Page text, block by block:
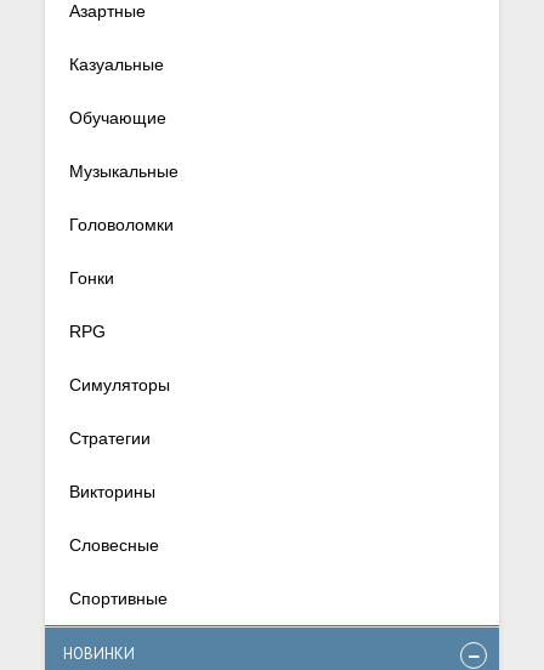
Азартные
Казуальные
Обучающие
Музыкальные
Головоломки
Гонки
RPG
Симуляторы
Стратегии
Викторины
Словесные
Спортивные
НОВИНКИ